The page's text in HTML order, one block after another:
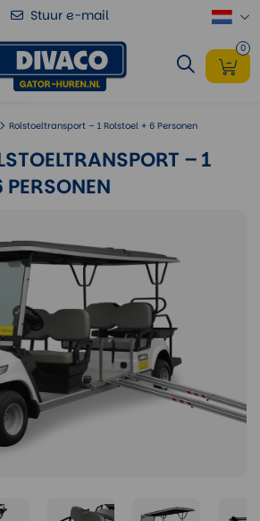
Stuur e-mail
0
Rolstoeltransport – 1 Rolstoel + 6 Personen
– 1
PERSONEN